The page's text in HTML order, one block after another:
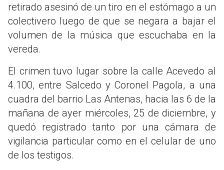
retirado asesinó de un tiro en el estómago a un
colectivero luego de que se negara a bajar el
volumen de la música que escuchaba en la
vereda.
El crimen tuvo lugar sobre la calle Acevedo al
4.100, entre Salcedo y Coronel Pagola, a una
cuadra del barrio Las Antenas, hacia las 6 de la
mañana de ayer miércoles, 25 de diciembre, y
quedó registrado tanto por una cámara de
vigilancia particular como en el celular de uno
de los testigos.